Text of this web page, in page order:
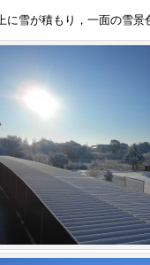
に雪が積もり，一面の雪景